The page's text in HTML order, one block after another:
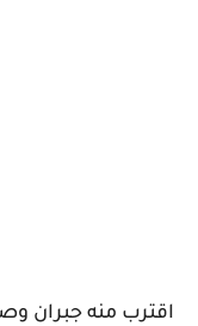
اقترب منه